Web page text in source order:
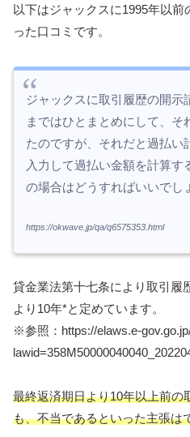
以下はジャックスに1995年以
った口コミです。
ジャックスに取引履歴の開示
まではひとまとめにして、
たのですが、それだと過払い
入力して過払い金額を計算す
の場合はどうすればいいでし
https://okwave.jp/qa/q6575353.html
貸金業法第十七条により取引履
より10年*と定めています。
※参照：https://elaws.e-
最終返済期日より10年以上前の
も、不当であるといった主張は